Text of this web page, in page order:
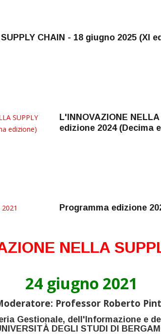
CHAIN - 18 giugno 2025 (XI
L'INNOVAZIONE
edizione 2024 (Decima
Programma edizione
NELLA
24 giugno 2021
Professor Roberto
Gestionale, dell'Informazione e
DEGLI STUDI DI